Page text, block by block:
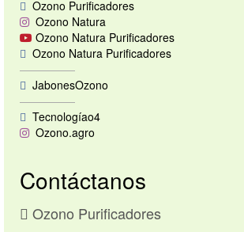
Ozono Purificadores
Ozono Natura
Ozono Natura Purificadores
Ozono Natura Purificadores
—————
JabonesOzono
—————
Tecnologíao4
Ozono.agro
Contáctanos
Ozono Purificadores